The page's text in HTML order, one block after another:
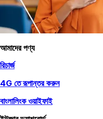
আমাদের পণ্য
রিচার্জ
4G তে রূপান্তর করুন
বাংলালিংক ওয়াইফাই